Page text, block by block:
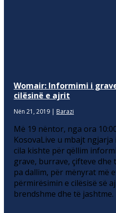
Womair: Informimi i
cilësinë e ajrit
Nën 21, 2019 | Barazi
Më 19 nëntor, nga ora
KosovaLive u mbajt ngjarja
cila kishte për qëllim
grave, burrave, çifteve
pa dallim, për mënyrat më
përmirësimin e cilësisë së
brendshme dhe të jashtme.